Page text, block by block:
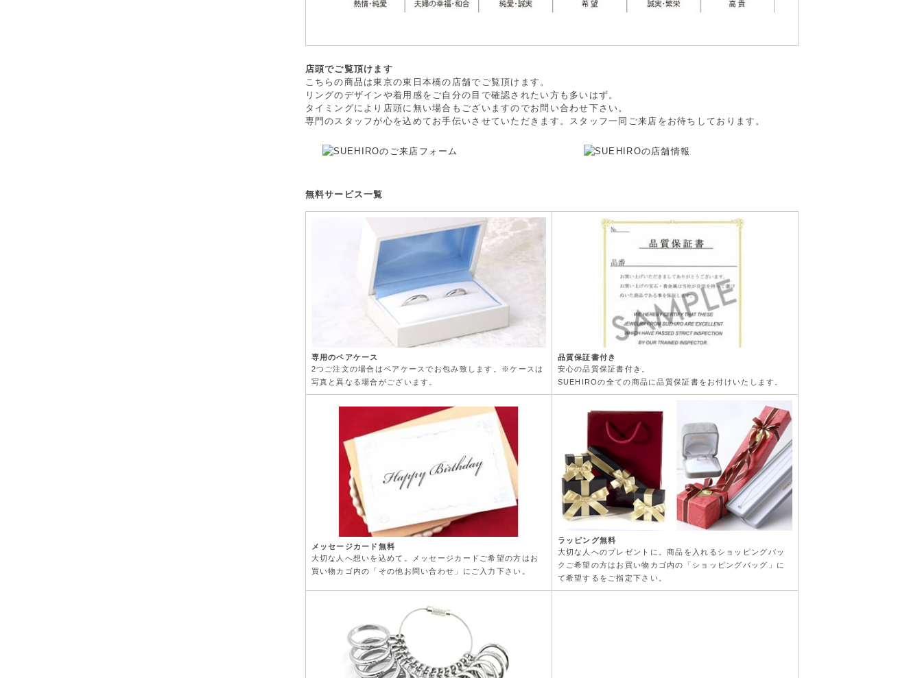
店頭でご覧頂けます
こちらの商品は東京の東日本橋の店舗でご覧頂けます。
リングのデザインや着用感をご自分の目で確認されたい方も多いはず。
タイミングにより店頭に無い場合もございますのでお問い合わせ下さい。
専門のスタッフが心を込めてお手伝いさせていただきます。スタッフ一同ご来店をお待ちしております。
無料サービス一覧
専用のペアケース
2つご注文の場合はペアケースでお包み致します。※ケースは
写真と異なる場合がございます。
品質保証書付き
安心の品質保証書付き。
SUEHIROの全ての商品に品質保証書をお付けいたします。
メッセージカード無料
大切な人へ想いを込めて。メッセージカードご希望の方はお
買い物カゴ内の「その他お問い合わせ」にご入力下さい。
ラッピング無料
大切な人へのプレゼントに。商品を入れるショッピングバッ
クご希望の方はお買い物カゴ内の「ショッピングバッグ」に
て希望するをご指定下さい。